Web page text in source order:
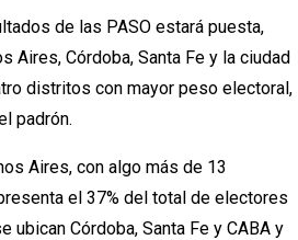
de las PASO estará puesta,
Aires, Córdoba, Santa Fe y la ciudad
distritos con mayor peso electoral,
padrón.
Aires, con algo más de 13
el 37% del total de electores
ubican Córdoba, Santa Fe y CABA y